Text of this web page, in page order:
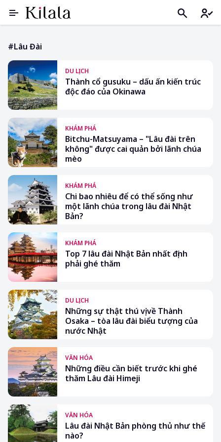
#lâu Đài
DU LỊCH
Thành cổ gusuku – dấu ấn kiến trúc
độc đáo của Okinawa
KHÁM PHÁ
Bitchu-Matsuyama – "Lâu đài trên
không" được cai quản bởi lãnh chúa
mèo
KHÁM PHÁ
Chi bao nhiêu để có thể sống như
một lãnh chúa trong lâu đài Nhật
Bản?
KHÁM PHÁ
Top 7 lâu đài Nhật Bản nhất định
phải ghé thăm
DU LỊCH
Những sự thật thú vị về Thành
Osaka – tòa lâu đài biểu tượng của
nước Nhật
VĂN HÓA
Những điều cần biết trước khi ghé
thăm Lâu đài Himeji
VĂN HÓA
Lâu đài Nhật Bản phòng thủ như thế
nào?